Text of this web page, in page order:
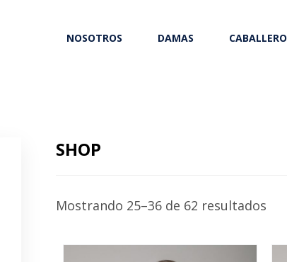
NOSOTROS DAMAS CABALLERO
SHOP
Mostrando 25–36 de 62 resultados